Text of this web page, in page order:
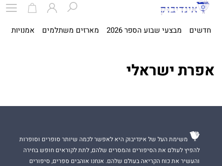
חדשים מבצעי שבוע הספר 2026 מארזים משתלמים אמנויות
אפרת ישראלי
משימת העל של אינדיבוק היא לאפשר לכמה שיותר סופרים וסופרות
להפיץ לעולם את הסיפורים והמסרים שלהם, לתת לקוראים חופש בחירה
והעשיר את כוח הקריאה בעולם שלהם. אנחנו אוהבים ספרים, סיפורים